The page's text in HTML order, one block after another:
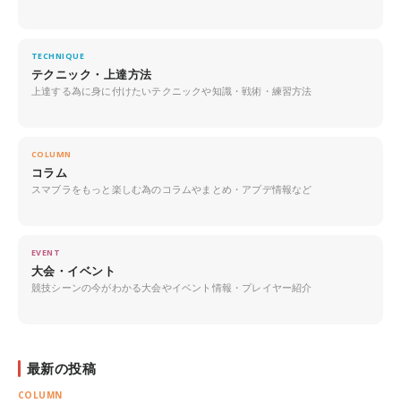
TECHNIQUE
テクニック・上達方法
上達する為に身に付けたいテクニックや知識・戦術・練習方法
COLUMN
コラム
スマブラをもっと楽しむ為のコラムやまとめ・アプデ情報など
EVENT
大会・イベント
競技シーンの今がわかる大会やイベント情報・プレイヤー紹介
最新の投稿
COLUMN